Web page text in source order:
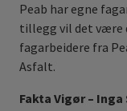
Peab har egne
tillegg vil det være
fagarbeidere fra
Asfalt.
Fakta Vigør –